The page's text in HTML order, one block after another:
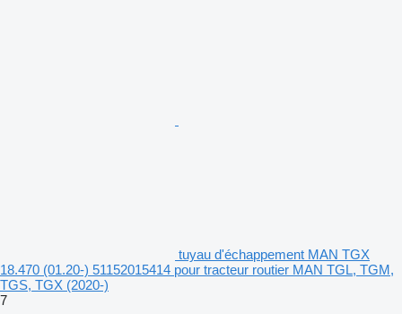
tuyau d'échappement MAN TGX
18.470 (01.20-) 51152015414 pour tracteur routier MAN TGL, TGM,
TGS, TGX (2020-)
7